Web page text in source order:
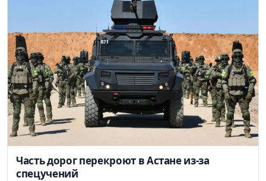
Часть дорог перекроют в Астане из-за
спецучений